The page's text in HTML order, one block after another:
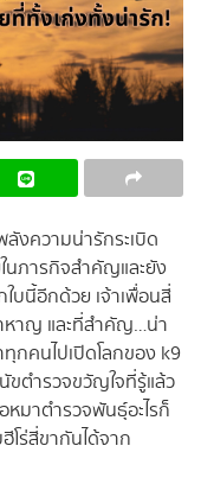
งความน่ารักระเบิด
ในภารกิจสำคัญและยัง
บนี้อีกด้วย เจ้าเพื่อนสี่
าหาญ และที่สำคัญ…น่า
กคนไปเปิดโลกของ k9
ตำรวจขวัญใจที่รู้แล้ว
มาตำรวจพันธุ์อะไรก็
โร่สี่ขากันได้จาก